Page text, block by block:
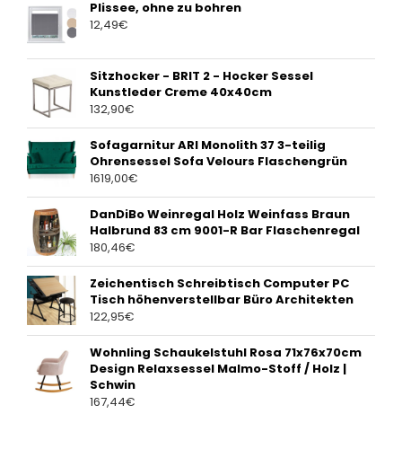
Plissee, ohne zu bohren
12,49€
Sitzhocker - BRIT 2 - Hocker Sessel
Kunstleder Creme 40x40cm
132,90€
Sofagarnitur ARI Monolith 37 3-teilig
Ohrensessel Sofa Velours Flaschengrün
1619,00€
DanDiBo Weinregal Holz Weinfass Braun
Halbrund 83 cm 9001-R Bar Flaschenregal
180,46€
Zeichentisch Schreibtisch Computer PC
Tisch höhenverstellbar Büro Architekten
122,95€
Wohnling Schaukelstuhl Rosa 71x76x70cm
Design Relaxsessel Malmo-Stoff / Holz |
Schwin
167,44€